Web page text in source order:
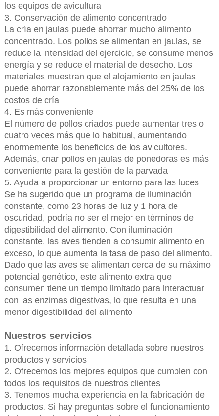
los equipos de avicultura
3. Conservación de alimento concentrado
La cría en jaulas puede ahorrar mucho alimento
concentrado. Los pollos se alimentan en jaulas, se
reduce la intensidad del ejercicio, se consume menos
energía y se reduce el material de desecho. Los
materiales muestran que el alojamiento en jaulas
puede ahorrar razonablemente más del 25% de los
costos de cría
4. Es más conveniente
El número de pollos criados puede aumentar tres o
cuatro veces más que lo habitual, aumentando
enormemente los beneficios de los avicultores.
Además, criar pollos en jaulas de ponedoras es más
conveniente para la gestión de la parvada
5. Ayuda a proporcionar un entorno para las luces
Se ha sugerido que un programa de iluminación
constante, como 23 horas de luz y 1 hora de
oscuridad, podría no ser el mejor en términos de
digestibilidad del alimento. Con iluminación
constante, las aves tienden a consumir alimento en
exceso, lo que aumenta la tasa de paso del alimento.
Dado que las aves se alimentan cerca de su máximo
potencial genético, este alimento extra que
consumen tiene un tiempo limitado para interactuar
con las enzimas digestivas, lo que resulta en una
menor digestibilidad del alimento
Nuestros servicios
1. Ofrecemos información detallada sobre nuestros
productos y servicios
2. Ofrecemos los mejores equipos que cumplen con
todos los requisitos de nuestros clientes
3. Tenemos mucha experiencia en la fabricación de
productos. Si hay preguntas sobre el funcionamiento